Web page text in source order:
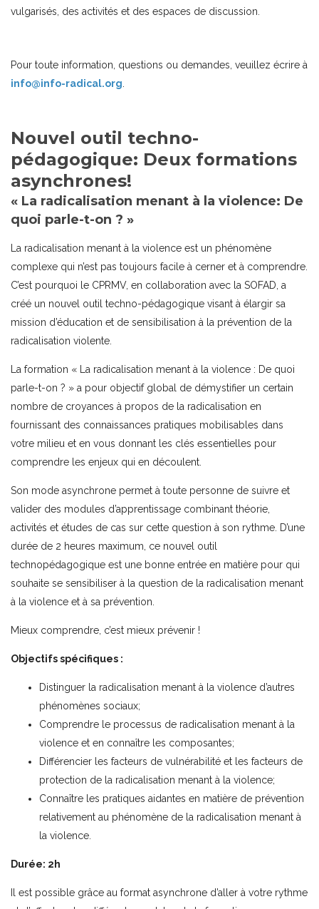
vulgarisés, des activités et des espaces de discussion.
Pour toute information, questions ou demandes, veuillez écrire à
info@info-radical.org.
Nouvel outil techno-
pédagogique: Deux formations
asynchrones!
« La radicalisation menant à la violence: De
quoi parle-t-on ? »
La radicalisation menant à la violence est un phénomène
complexe qui n’est pas toujours facile à cerner et à comprendre.
C’est pourquoi le CPRMV, en collaboration avec la SOFAD, a
créé un nouvel outil techno-pédagogique visant à élargir sa
mission d’éducation et de sensibilisation à la prévention de la
radicalisation violente.
La formation « La radicalisation menant à la violence : De quoi
parle-t-on ? » a pour objectif global de démystifier un certain
nombre de croyances à propos de la radicalisation en
fournissant des connaissances pratiques mobilisables dans
votre milieu et en vous donnant les clés essentielles pour
comprendre les enjeux qui en découlent.
Son mode asynchrone permet à toute personne de suivre et
valider des modules d’apprentissage combinant théorie,
activités et études de cas sur cette question à son rythme. D’une
durée de 2 heures maximum, ce nouvel outil
technopédagogique est une bonne entrée en matière pour qui
souhaite se sensibiliser à la question de la radicalisation menant
à la violence et à sa prévention.
Mieux comprendre, c’est mieux prévenir !
Objectifs spécifiques :
Distinguer la radicalisation menant à la violence d’autres
phénomènes sociaux;
Comprendre le processus de radicalisation menant à la
violence et en connaître les composantes;
Différencier les facteurs de vulnérabilité et les facteurs de
protection de la radicalisation menant à la violence;
Connaître les pratiques aidantes en matière de prévention
relativement au phénomène de la radicalisation menant à
la violence.
Durée: 2h
Il est possible grâce au format asynchrone d’aller à votre rythme